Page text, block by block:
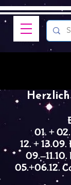
01. +
12. + 13.09.
09.-11.10.
05.+06.12.